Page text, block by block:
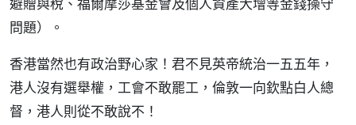
問題）。
香港當然也有政治野心家！君不見英帝統治一五五年，
港人沒有選舉權，工會不敢罷工，倫敦一向欽點白人總
督，港人則從不敢說不！